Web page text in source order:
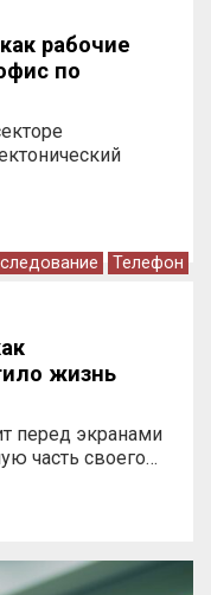
рабочие
по
Телефон
жизнь
перед экранами
часть своего…